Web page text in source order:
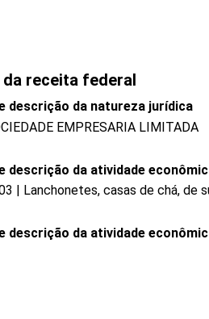
da receita federal
descrição da natureza jurídica
EMPRESARIA LIMITADA
descrição da atividade
| Lanchonetes, casas de chá, de
descrição da atividade